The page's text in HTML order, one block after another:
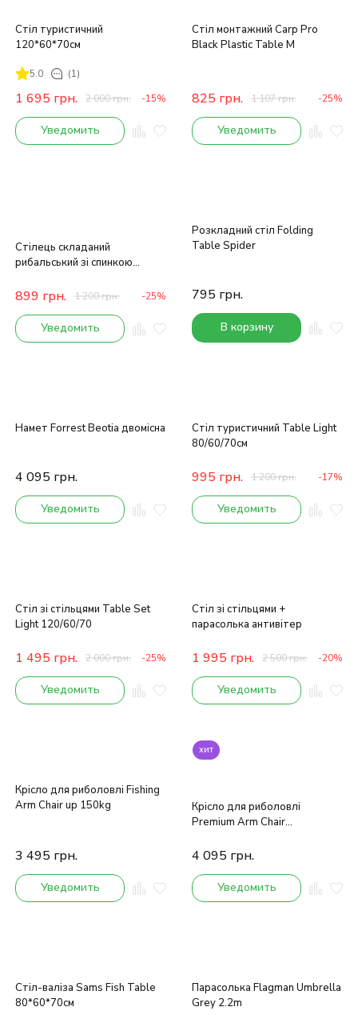
Стіл туристичний
120*60*70см
5.0 (1)
1 695 грн. 2 000грн. -15%
Уведомить
Стіл монтажний Carp Pro
Black Plastic Table M
825 грн. 1 107грн. -25%
Уведомить
Стілець складаний
рибальський зі спинкою
899 грн. 1 200грн. -25%
Уведомить
Розкладний стіл Folding
Table Spider
795 грн.
В корзину
Намет Forrest Beotia двомісна
4 095 грн.
Уведомить
Стіл туристичний Table Light
80/60/70см
995 грн. 1 200грн. -17%
Уведомить
Стіл зі стільцями Table Set
Light 120/60/70
1 495 грн. 2 000грн. -25%
Уведомить
Стіл зі стільцями +
парасолька антивітер
1 995 грн. 2 500грн. -20%
Уведомить
Крісло для риболовлі Fishing
Arm Chair up 150kg
3 495 грн.
Уведомить
хит
Крісло для риболовлі
Premium Arm Chair
4 095 грн.
Уведомить
Стіл-валіза Sams Fish Table
80*60*70см
Парасолька Flagman Umbrella
Grey 2.2m